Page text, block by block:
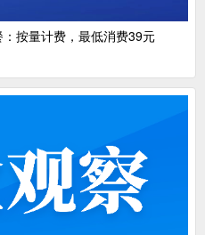
按量计费，最低消费39元